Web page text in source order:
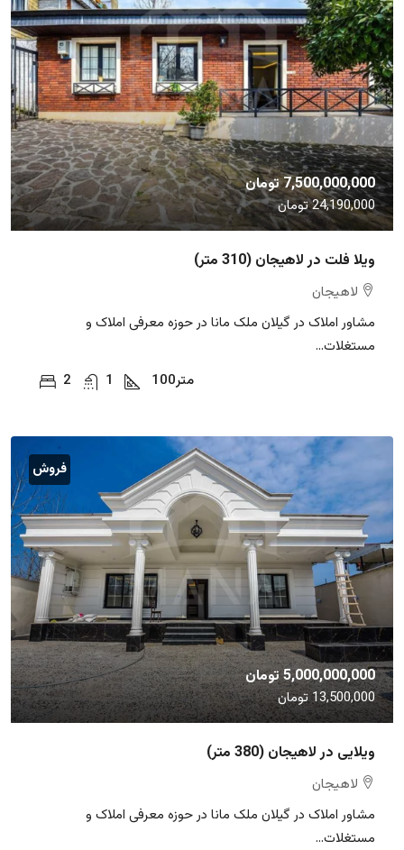
7,500,000,000 تومان
24,190,000 تومان
ویلا فلت در لاهیجان (310 متر)
لاهیجان
مشاور املاک در گیلان ملک مانا در حوزه معرفی املاک و
مستغلات...
2
1 100متر
فروش
5,000,000,000 تومان
13,500,000 تومان
ویلایی در لاهیجان (380 متر)
لاهیجان
مشاور املاک در گیلان ملک مانا در حوزه معرفی املاک و
مستغلات...